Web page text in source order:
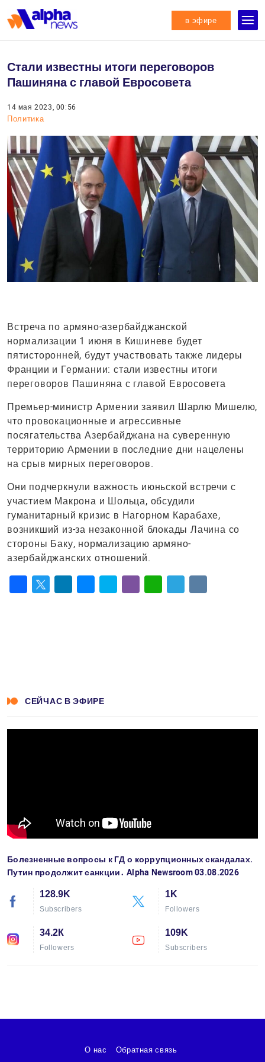
в эфире
Стали известны итоги переговоров
Пашиняна с главой Евросовета
14 мая 2023, 00:56
Политика
Встреча по армяно-азербайджанской
нормализации 1 июня в Кишиневе будет
пятисторонней, будут участвовать также лидеры
Франции и Германии: стали известны итоги
переговоров Пашиняна с главой Евросовета
Премьер-министр Армении заявил Шарлю Мишелю,
что провокационные и агрессивные
посягательства Азербайджана на суверенную
территорию Армении в последние дни нацелены
на срыв мирных переговоров.
Они подчеркнули важность июньской встречи с
участием Макрона и Шольца, обсудили
гуманитарный кризис в Нагорном Карабахе,
возникший из-за незаконной блокады Лачина со
стороны Баку, нормализацию армяно-
азербайджанских отношений.
СЕЙЧАС В ЭФИРЕ
Болезненные вопросы к ГД о коррупционных скандалах.
Путин продолжит санкции․ Alpha Newsroom 03.08.2026
128.9K
Subscribers
1K
Followers
34.2К
Followers
109K
Subscribers
О нас Обратная связь